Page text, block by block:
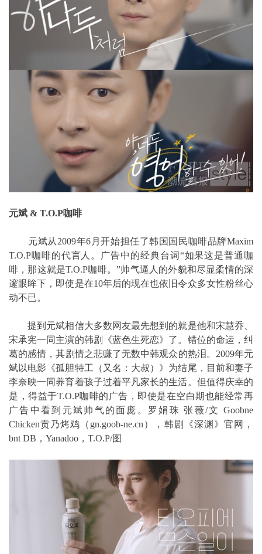
元斌 & T.O.P咖啡
元斌从2009年6月开始担任了韩国国民咖啡品牌Maxim
T.O.P咖啡的代言人。广告中的经典台词“如果这是普通咖
啡，那这就是T.O.P咖啡。”帅气逼人的外貌和尽显柔情的深
邃眼眸下，即使是在10年后的现在也依旧令众多女性粉丝心
动不已。
提到元斌相信大多数网友最先想到的就是他和宋慧乔、
宋承宪一同主演的韩剧《蓝色生死恋》了。错位的命运，纠
葛的感情，其剧情之悲赚了无数中韩观众的热泪。2009年元
斌以电影《孤胆特工（又名：大叔）》为结尾，目前和妻子
李奈映一同养育着孩子过着平凡家长的生活。但值得庆幸的
是，得益于T.O.P咖啡的广告，即使是在空白期也能经常再
广告中看到元斌帅气的面庞。罗娟珠 张薇/文 Goobne
Chicken贡乃烤鸡（gn.goob-ne.cn），韩剧《深渊》官网，
bnt DB，Yanadoo，T.O.P/图